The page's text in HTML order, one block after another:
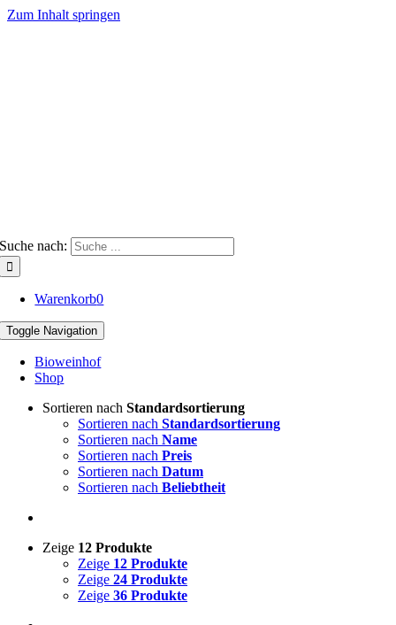
Zum Inhalt springen
Suche nach:
Warenkorb0
Toggle Navigation
Bioweinhof
Shop
Sortieren nach Standardsortierung
Sortieren nach Standardsortierung
Sortieren nach Name
Sortieren nach Preis
Sortieren nach Datum
Sortieren nach Beliebtheit
Zeige 12 Produkte
Zeige 12 Produkte
Zeige 24 Produkte
Zeige 36 Produkte